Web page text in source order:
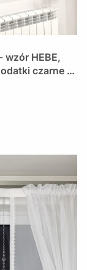
wzór HEBE,
czarne z